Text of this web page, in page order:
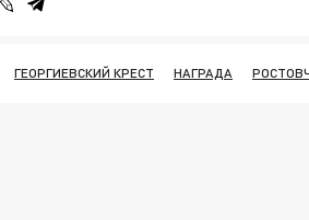
ГЕОРГИЕВСКИЙ КРЕСТ НАГРАДА